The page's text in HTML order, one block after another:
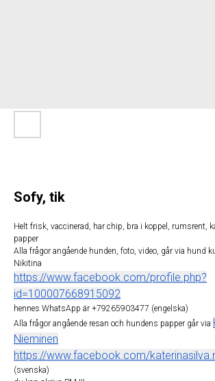
Sofy, tik
Helt frisk, vaccinerad, har chip, bra i koppel, rumsrent,
papper
Alla frågor angående hunden, foto, video, går via hund
Nikitina
https://www.facebook.com/profile.php?
id=100007668915092
hennes WhatsApp är +79265903477 (engelska)
Alla frågor angående resan och hundens papper går via
Nieminen
https://www.facebook.com/
(svenska)